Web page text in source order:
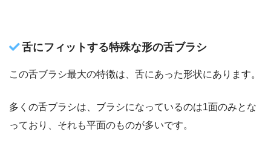
舌にフィットする特殊な形の舌ブラシ
この舌ブラシ最大の特徴は、舌にあった形状にあります。
多くの舌ブラシは、ブラシになっているのは1面のみとな
っており、それも平面のものが多いです。